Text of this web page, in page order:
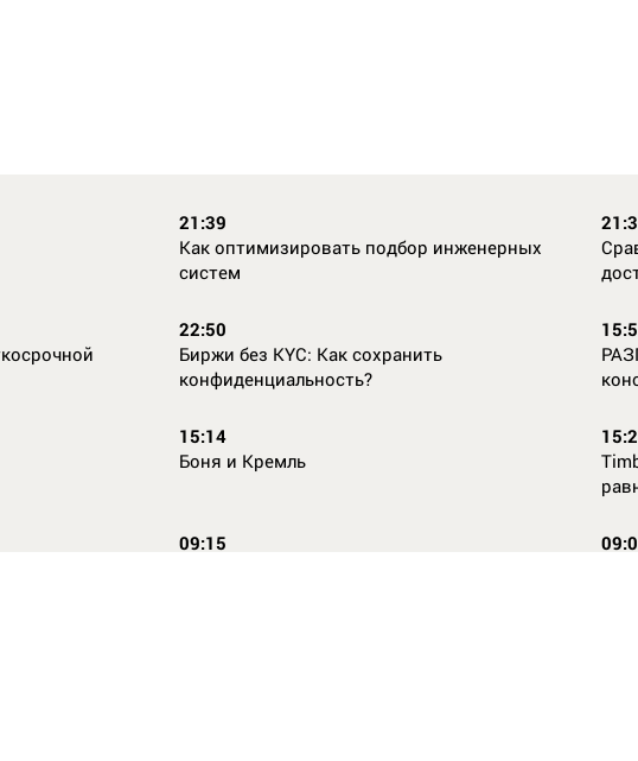
21:39
Как оптимизировать подбор инженерных
систем
22:50
Биржи без KYC: Как сохранить
конфиденциальность?
15:14
Боня и Кремль
09:15